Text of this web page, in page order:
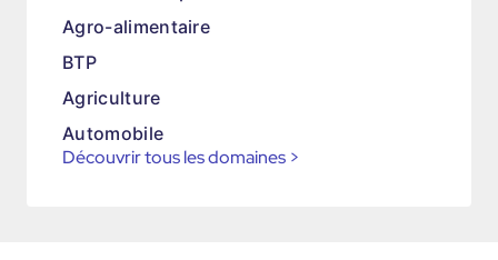
Agro-alimentaire
BTP
Agriculture
Automobile
Découvrir tous les domaines >